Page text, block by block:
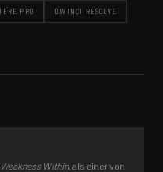
PRO DAVINCI RESOLVE
Weakness Within, als einer von